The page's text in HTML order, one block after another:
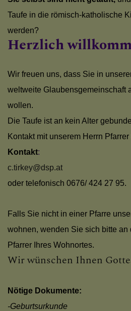
PFARRE
PFARRE
AKTUELL
Taufe in die römisch-katholische
werden?
Herzlich
Wir freuen uns, dass Sie in
weltweite Glaubensgemeinschaft
wollen.
Die Taufe ist an kein Alter
Kontakt mit unserem Herrn
Kontakt:
c.tirkey@dsp.at
oder telefonisch 0676/ 424 27 95.
Falls Sie nicht in einer Pfarre
wohnen, wenden Sie sich bitte an
Pfarrer Ihres Wohnortes.
Wir wünschen Ihnen
Nötige Dokumente:
-Geburtsurkunde